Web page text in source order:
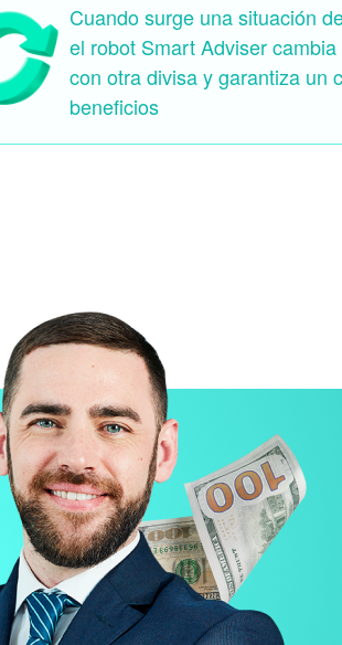
Cuando surge una situación
el robot Smart Adviser
con otra divisa y garantiza un
beneficios